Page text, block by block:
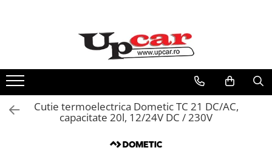
Aplice si Pendule
Electrocasnice Mici
Audio & Video
Cutie termoelectrica Dometic TC 21 DC/AC,
capacitate 20l, 12/24V DC / 230V